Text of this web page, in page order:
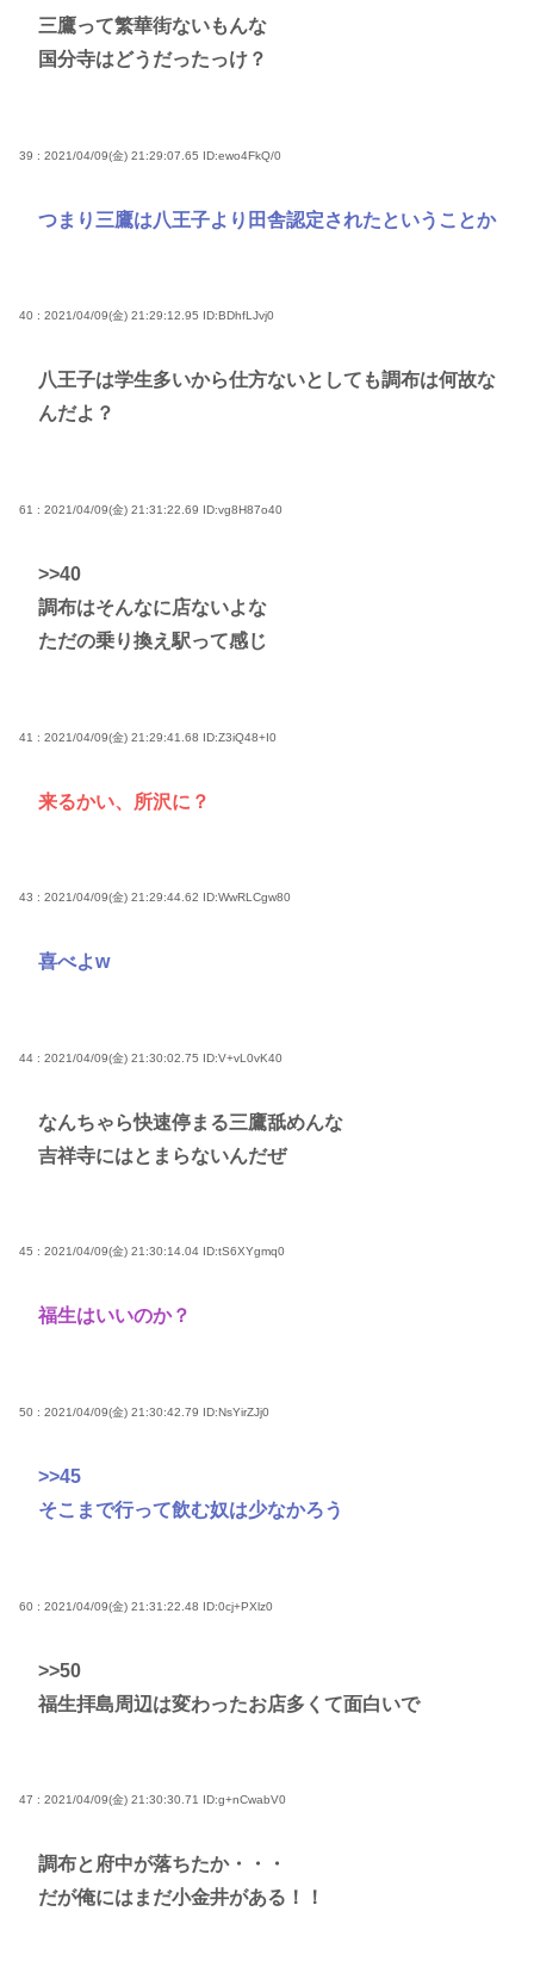
三鷹って繁華街ないもんな
国分寺はどうだったっけ？
39 : 2021/04/09(金) 21:29:07.65 ID:ewo4FkQ/0
つまり三鷹は八王子より田舎認定されたということか
40 : 2021/04/09(金) 21:29:12.95 ID:BDhfLJvj0
八王子は学生多いから仕方ないとしても調布は何故な
んだよ？
61 : 2021/04/09(金) 21:31:22.69 ID:vg8H87o40
>>40
調布はそんなに店ないよな
ただの乗り換え駅って感じ
41 : 2021/04/09(金) 21:29:41.68 ID:Z3iQ48+I0
来るかい、所沢に？
43 : 2021/04/09(金) 21:29:44.62 ID:WwRLCgw80
喜べよw
44 : 2021/04/09(金) 21:30:02.75 ID:V+vL0vK40
なんちゃら快速停まる三鷹舐めんな
吉祥寺にはとまらないんだぜ
45 : 2021/04/09(金) 21:30:14.04 ID:tS6XYgmq0
福生はいいのか？
50 : 2021/04/09(金) 21:30:42.79 ID:NsYirZJj0
>>45
そこまで行って飲む奴は少なかろう
60 : 2021/04/09(金) 21:31:22.48 ID:0cj+PXlz0
>>50
福生拝島周辺は変わったお店多くて面白いで
47 : 2021/04/09(金) 21:30:30.71 ID:g+nCwabV0
調布と府中が落ちたか・・・
だが俺にはまだ小金井がある！！